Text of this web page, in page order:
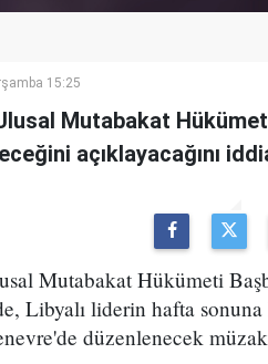
15:25
Mutabakat
açıklayacağını
Mutabakat Hükümeti
Libyalı liderin hafta
düzenlenecek